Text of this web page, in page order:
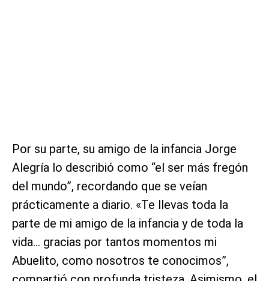
Por su parte, su amigo de la infancia Jorge
Alegría lo describió como “el ser más fregón
del mundo”, recordando que se veían
prácticamente a diario. «Te llevas toda la
parte de mi amigo de la infancia y de toda la
vida… gracias por tantos momentos mi
Abuelito, como nosotros te conocimos”,